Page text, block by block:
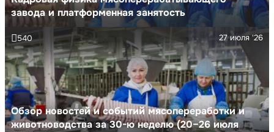
завода и платформенная занятость
Обзор новостей и событий мясопереработки и
животноводства за 30-ю неделю (20–26 июля
27 июля '26
540